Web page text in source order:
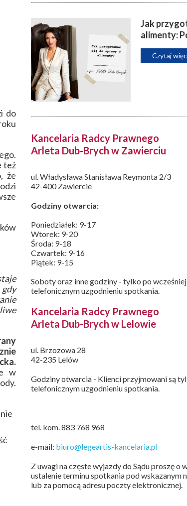
do
też
że
w
Jak
alimenty:
Czytaj
Kancelaria Radcy Prawnego
Arleta Dub-Brych w Zawierciu
ul. Władysława Stanisława Reymonta 2/3
42-400 Zawiercie
Godziny otwarcia:
Poniedziałek: 9-17
Wtorek: 9-20
Środa: 9-18
Czwartek: 9-16
Piątek: 9-15
Soboty oraz inne godziny - tylko po
telefonicznym uzgodnieniu spotkania.
Kancelaria Radcy Prawnego
Arleta Dub-Brych w Lelowie
ul. Brzozowa 28
42-235 Lelów
Godziny otwarcia - Klienci przyjmowani są
telefonicznym uzgodnieniu spotkania.
tel. kom. 883 768 968
e-mail: biuro@legeartis-kancelaria.pl
Z uwagi na częste wyjazdy do Sądu proszę o
ustalenie terminu spotkania pod wskazanym
lub za pomocą adresu poczty elektronicznej.